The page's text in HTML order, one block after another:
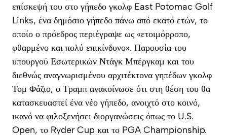
επίσκεψή του στο γήπεδο γκολφ East Potomac Golf
Links, ένα δημόσιο γήπεδο πάνω από εκατό ετών, το
οποίο ο πρόεδρος περιέγραψε ως «ετοιμόρροπο,
φθαρμένο και πολύ επικίνδυνο». Παρουσία του
υπουργού Εσωτερικών Ντάγκ Μπέργκαμ και του
διεθνώς αναγνωρισμένου αρχιτέκτονα γηπέδων γκολφ
Τομ Φάζιο, ο Τραμπ ανακοίνωσε ότι στη θέση του θα
κατασκευαστεί ένα νέο γήπεδο, ανοιχτό στο κοινό,
ικανό να φιλοξενήσει διοργανώσεις όπως το U.S.
Open, το Ryder Cup και το PGA Championship.